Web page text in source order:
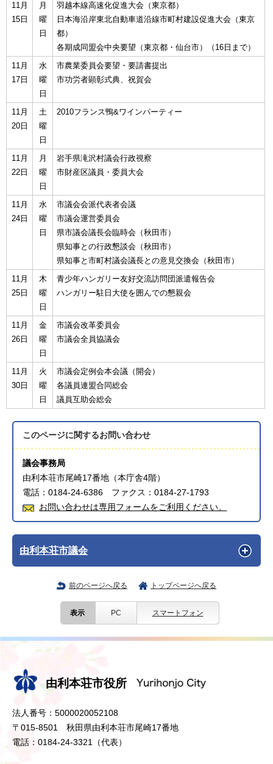
11月
15日
月
曜
日
羽越本線高速化促進大会（東京都）
日本海沿岸東北自動車道沿線市町村建設促進大会（東京
都）
各期成同盟会中央要望（東京都・仙台市）（16日まで）
11月
17日
水
曜
日
市農業委員会要望・要請書提出
市功労者顕彰式典、祝賀会
11月
20日
土
曜
日
2010フランス鴨&ワインパーティー
11月
22日
月
曜
日
岩手県滝沢村議会行政視察
市財産区議員・委員大会
11月
24日
水
曜
日
市議会会派代表者会議
市議会運営委員会
県市議会議長会臨時会（秋田市）
県知事との行政懇談会（秋田市）
県知事と市町村議会議長との意見交換会（秋田市）
11月
25日
木
曜
日
青少年ハンガリー友好交流訪問団派遣報告会
ハンガリー駐日大使を囲んでの懇親会
11月
26日
金
曜
日
市議会改革委員会
市議会全員協議会
11月
30日
火
曜
日
市議会定例会本会議（開会）
各議員連盟合同総会
議員互助会総会
このページに関するお問い合わせ
議会事務局
由利本荘市尾崎17番地（本庁舎4階）
電話：0184-24-6386 ファクス：0184-27-1793
お問い合わせは専用フォームをご利用ください。
由利本荘市議会
前のページへ戻る トップページへ戻る
表示 PC スマートフォン
由利本荘市役所
法人番号：5000020052108
〒015-8501 秋田県由利本荘市尾崎17番地
電話：0184-24-3321（代表）